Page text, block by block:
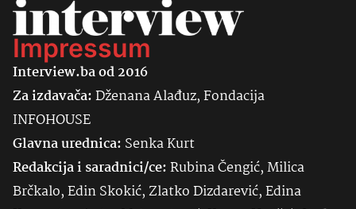
Impressum
Interview.ba od 2016
Za izdavača:Dženana Alađuz, Fondacija
INFOHOUSE
Glavna urednica: SenkaKurt
Redakcija i saradnici/ce:Rubina Čengić, Milica
Brčkalo, Edin Skokić, Zlatko Dizdarević, Edina